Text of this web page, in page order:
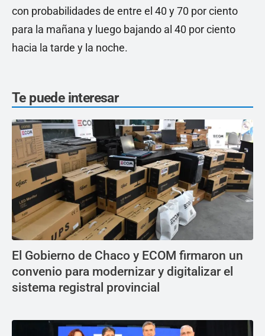
con probabilidades de entre el 40 y 70 por ciento
para la mañana y luego bajando al 40 por ciento
hacia la tarde y la noche.
Te puede interesar
El Gobierno de Chaco y ECOM firmaron un
convenio para modernizar y digitalizar el
sistema registral provincial